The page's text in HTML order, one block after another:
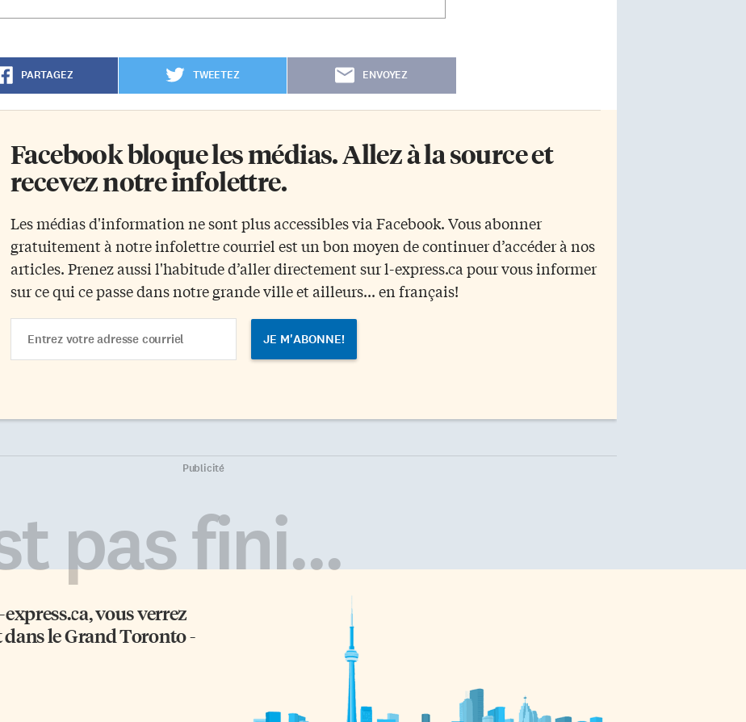
PARTAGEZ TWEETEZ ENVOYEZ
Facebook bloque les médias. Allez à la source et
recevez notre infolettre.
Les médias d'information ne sont plus accessibles via Facebook. Vous abonner
gratuitement à notre infolettre courriel est un bon moyen de continuer d’accéder à nos
articles. Prenez aussi l'habitude d’aller directement sur l-express.ca pour vous informer
sur ce qui ce passe dans notre grande ville et ailleurs... en français!
Address
Publicité
pas fini...
, vous verrez
le Grand Toronto -